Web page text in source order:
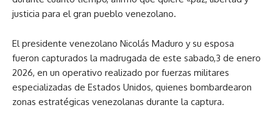
justicia para el gran pueblo venezolano.
El presidente venezolano Nicolás Maduro y su esposa
fueron capturados la madrugada de este sabado,3 de enero
2026, en un operativo realizado por fuerzas militares
especializadas de Estados Unidos, quienes bombardearon
zonas estratégicas venezolanas durante la captura.